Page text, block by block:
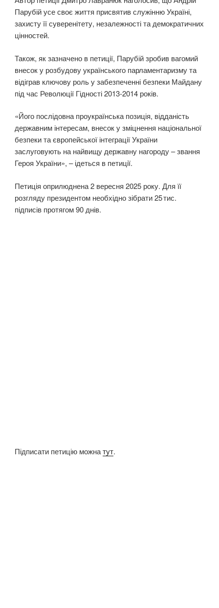
Парубій усе своє життя присвятив служінню Україні,
захисту її суверенітету, незалежності та демократичних
цінностей.
Також, як зазначено в петиції, Парубій зробив вагомий
внесок у розбудову українського парламентаризму та
відіграв ключову роль у забезпеченні безпеки Майдану
під час Революції Гідності 2013-2014 років.
«Його послідовна проукраїнська позиція, відданість
державним інтересам, внесок у зміцнення національної
безпеки та європейської інтеграції України
заслуговують на найвищу державну нагороду – звання
Героя України», – ідеться в петиції.
Петиція оприлюднена 2 вересня 2025 року. Для її
розгляду президентом необхідно зібрати 25 тис.
підписів протягом 90 днів.
Підписати петицію можнатут.